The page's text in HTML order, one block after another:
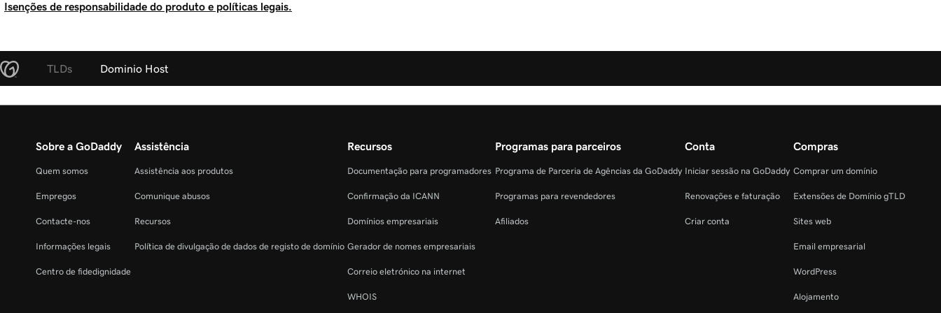
Isenções de responsabilidade do produto e políticas legais.
TLDs Dominio Host
Sobre a GoDaddy
Quem somos
Empregos
Contacte-nos
Informações legais
Centro de fidedignidade
Assistência
Assistência aos produtos
Comunique abusos
Recursos
Política de divulgação de dados de registo de domínio
Recursos
Documentação para programadores
Confirmação da ICANN
Domínios empresariais
Gerador de nomes empresariais
Correio eletrónico na internet
WHOIS
Programas para parceiros
Programa de Parceria de Agências da GoDaddy
Programas para revendedores
Afiliados
Conta
Iniciar sessão na GoDaddy
Renovações e faturação
Criar conta
Compras
Comprar um domínio
Extensões de Domínio gTLD
Sites web
Email empresarial
WordPress
Alojamento